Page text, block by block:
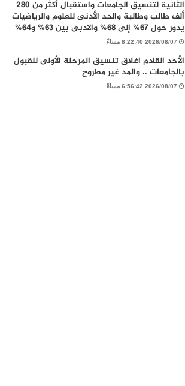
الثانية لتنسيق الجامعات واستقبال أكثر من 280
ألف طالب وطالبة والحد الأدنى للعلوم والرياضيات
يدور حول 67% إلى 68% والادبى بين 63% و64%
2026/08/07 8:22:40 مساءً
الأحد القادم اغلاق تنسيق المرحلة الأولى للقبول
بالجامعات .. والمد غير مطروح
2026/08/07 6:56:42 مساءً